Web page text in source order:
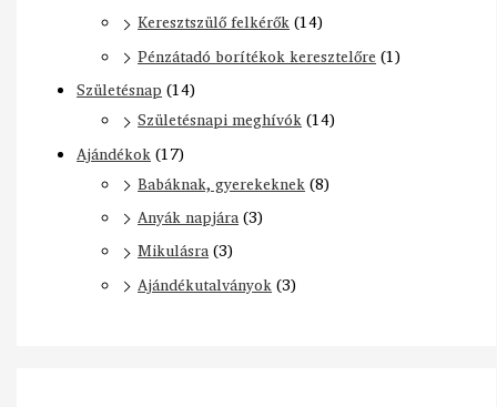
Keresztszülő felkérők(14)
Pénzátadó borítékok keresztelőre (1)
Születésnap (14)
Születésnapi meghívók(14)
Ajándékok(17)
Babáknak, gyerekeknek(8)
Anyák napjára(3)
Mikulásra(3)
Ajándékutalványok(3)